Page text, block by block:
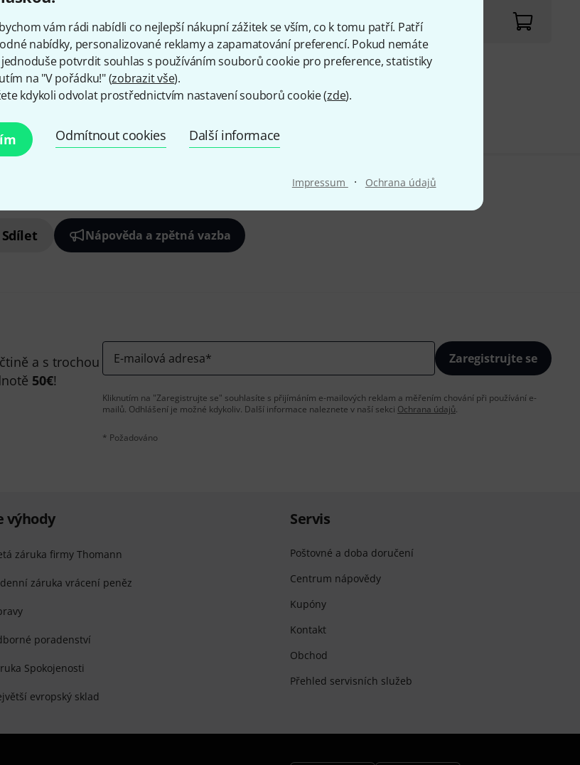
vám rádi nabídli co nejlepší nákupní zážitek se vším, co k tomu patří. Patří
nabídky, personalizované reklamy a zapamatování preferencí. Pokud nemáte
potvrdit souhlas s používáním souborů cookie pro preference, statistiky
na "V pořádku!" (zobrazit vše).
kdykoli odvolat prostřednictvím nastavení souborů cookie (zde).
Odmítnout cookies Další informace
Impressum · Ochrana údajů
Na skladě
Doprava zdarma nad 4 900 Kč
Všechny ceny včetně DPH
Sdílet Nápověda a zpětná vazba
a s trochou
50€!
E-mailová adresa* Zaregistrujte se
Kliknutím na "Zaregistrujte se" souhlasíte s přijímáním e-mailových reklam a měřením chování při používání e-
mailů. Odhlášení je možné kdykoliv. Další informace naleznete v naší sekci Ochrana údajů.
* Požadováno
výhody
záruka firmy Thomann
záruka vrácení peněz
poradenství
Spokojenosti
evropský sklad
Servis
Poštovné a doba doručení
Centrum nápovědy
Kupóny
Kontakt
Obchod
Přehled servisních služeb